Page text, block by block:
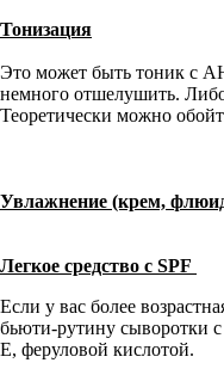
Тонизация
Это может быть тоник с
немного отшелушить.
Теоретически можно
Увлажнение (крем,
Легкое средство с SPF
Если у вас более
бьюти-рутину сыворотки
Е, феруловой кислотой.